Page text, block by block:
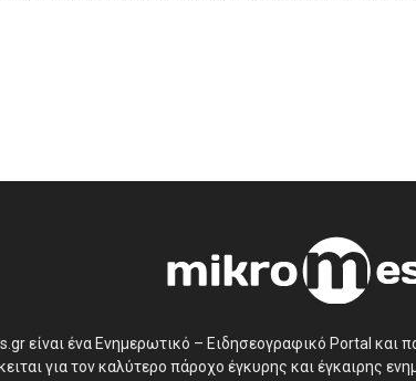
είναι ένα Ενημερωτικό – Ειδησεογραφικό Portal και
για τον καλύτερο πάροχο έγκυρης και έγκαιρης